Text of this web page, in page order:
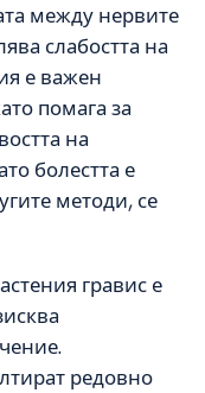
между нервите
слабостта на
е важен
помага за
на
болестта е
методи, се
гравис е
редовно